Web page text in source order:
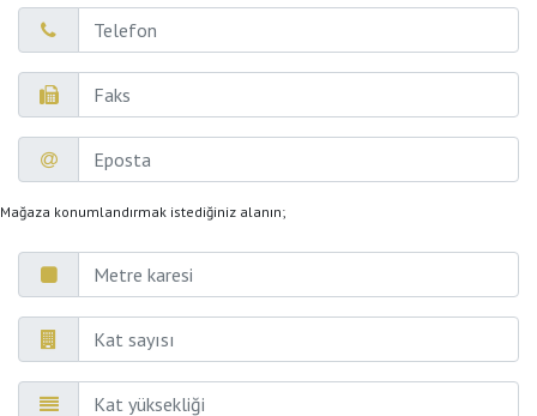
Mağaza konumlandırmak istediğiniz alanın;